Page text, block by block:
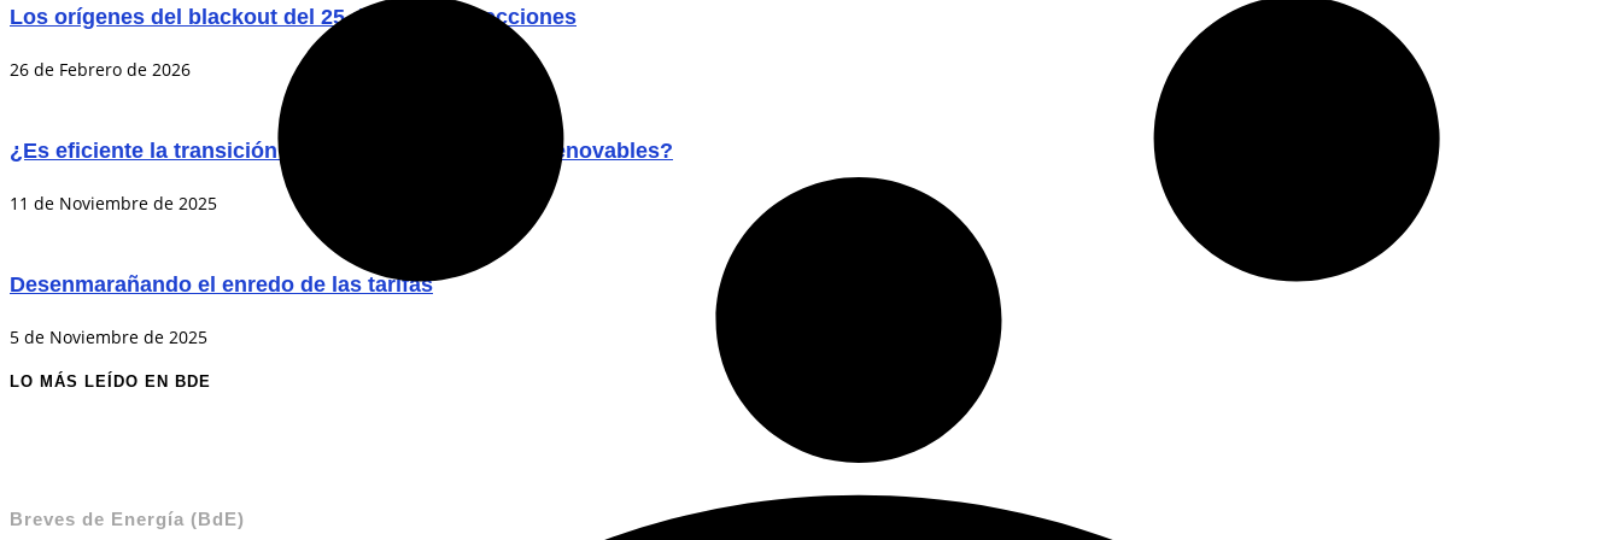
Los orígenes del blackout del 25 de febrero: Lecciones
26 de Febrero de 2026
¿Es eficiente la transición chilena a las tecnologías renovables?
11 de Noviembre de 2025
Desenmarañando el enredo de las tarifas
5 de Noviembre de 2025
LO MÁS LEÍDO EN BDE
Breves de Energía (BdE)